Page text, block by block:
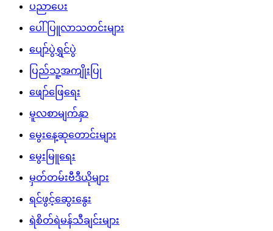
ပညာပေး
ပေါ်ပြူလာသတင်းများ
ပျော်ပွဲရွှင်ပွဲ
ပြည်သူ့အကျိုးပြု
ဖျော်ဖြေရေး
မူလစာမျက်နှာ
မွေးနေ့ဆုတောင်းများ
မွေးမြူရေး
မှတ်တမ်းဗီဒီယိုများ
ရင်ဖွင့်ဆွေးနွေး
ရဲစိတ်ရဲမန်သီချင်းများ